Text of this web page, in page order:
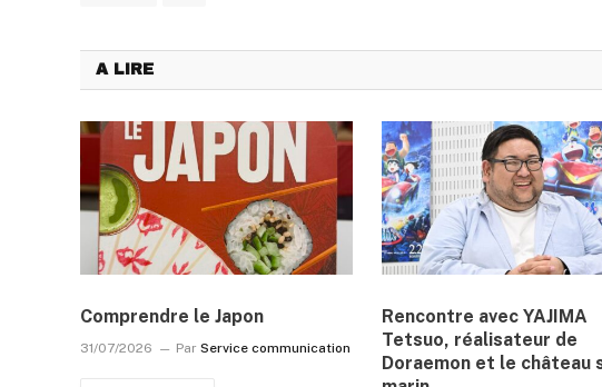
A LIRE
Comprendre le Japon
31/07/2026 Par Service communication
Rencontre avec YAJIMA
Tetsuo, réalisateur de
Doraemon et le château